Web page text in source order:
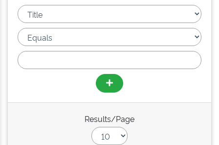
Results/Page